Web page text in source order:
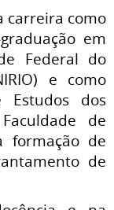
carreira como
em
Federal do
e como
Estudos dos
de
formação de
de